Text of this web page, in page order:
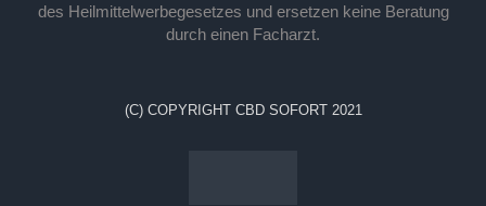
des Heilmittelwerbegesetzes und ersetzen keine Beratung
durch einen Facharzt.
(C) COPYRIGHT CBD SOFORT 2021